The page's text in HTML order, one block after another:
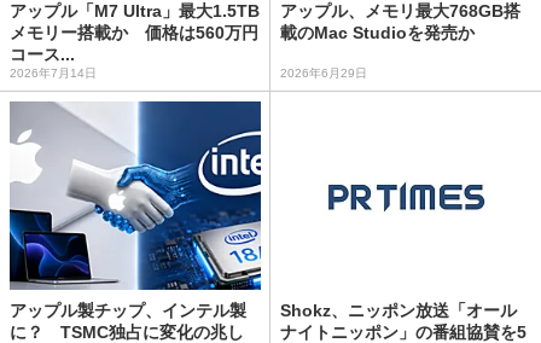
アップル「M7 Ultra」最大1.5TB
メモリー搭載か 価格は560万円
コース...
2026年7月14日
アップル、メモリ最大768GB搭
載のMac Studioを発売か
2026年6月29日
アップル製チップ、インテル製
に？ TSMC独占に変化の兆し
Shokz、ニッポン放送「オール
ナイトニッポン」の番組協賛を5